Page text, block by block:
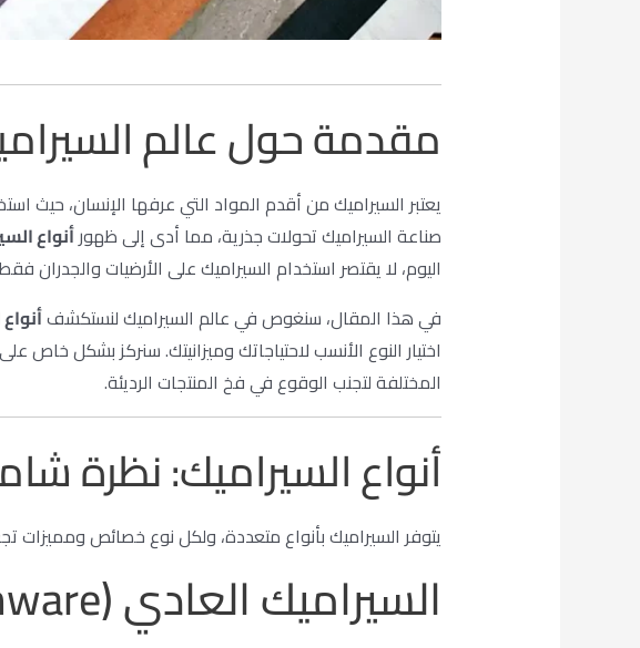
مقدمة حول عالم
يعتبر السيراميك من أقدم المواد التي عرفها الإنسان، حيث
صناعة السيراميك تحولات جذرية، مما أدى إلى ظهورأنواع
اليوم، لا يقتصر استخدام السيراميك على الأرضيات والجدران
في هذا المقال، سنغوص في عالم السيراميك لنستكشف
اختيار النوع الأنسب لاحتياجاتك وميزانيتك. سنركز بشكل خاص
المختلفة لتجنب الوقوع في فخ المنتجات الرديئة.
أنواع السيراميك: نظرة
يتوفر السيراميك بأنواع متعددة، ولكل نوع خصائص ومميزات
السيراميك العادي (Earthenware)